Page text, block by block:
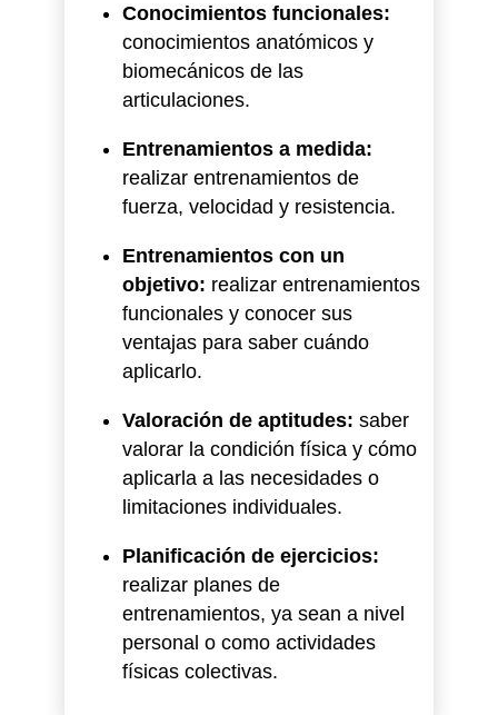
Conocimientos funcionales:
conocimientos anatómicos y
biomecánicos de las
articulaciones.
Entrenamientos a medida:
realizar entrenamientos de
fuerza, velocidad y resistencia.
Entrenamientos con un
objetivo: realizar entrenamientos
funcionales y conocer sus
ventajas para saber cuándo
aplicarlo.
Valoración de aptitudes: saber
valorar la condición física y cómo
aplicarla a las necesidades o
limitaciones individuales.
Planificación de ejercicios:
realizar planes de
entrenamientos, ya sean a nivel
personal o como actividades
físicas colectivas.